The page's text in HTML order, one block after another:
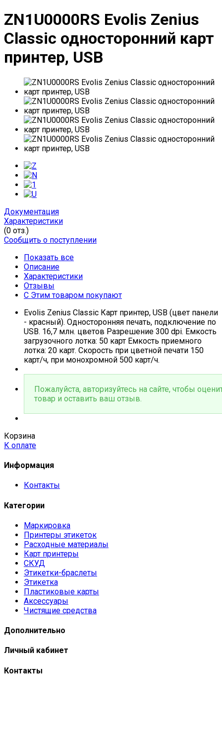
ZN1U0000RS Evolis Zenius
Classic односторонний карт
принтер, USB
Документация
Характеристики
(0 отз.)
Сообщить о поступлении
Показать все
Описание
Характеристики
Отзывы
С Этим товаром покупают
Evolis Zenius Classic Карт принтер, USB (цвет панели
- красный). Односторонняя печать, подключение по
USB. 16,7 млн. цветов Разрешение 300 dpi. Емкость
загрузочного лотка: 50 карт Емкость приемного
лотка: 20 карт. Скорость при цветной печати 150
карт/ч, при монохромной 500 карт/ч.
Пожалуйста, авторизуйтесь на сайте, чтобы
товар и оставить ваш отзыв.
Корзина
К оплате
Информация
Контакты
Категории
Маркировка
Принтеры этикеток
Расходные материалы
Карт принтеры
СКУД
Этикетки-браслеты
Этикетка
Пластиковые карты
Аксессуары
Чистящие средства
Дополнительно
Личный кабинет
Контакты